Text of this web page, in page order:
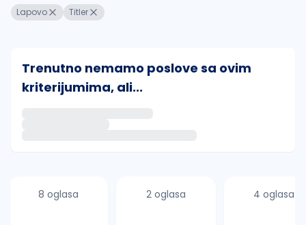
Lapovo Titler
Trenutno nemamo poslove sa ovim
kriterijumima, ali...
8 oglasa 2 oglasa 4 oglasa